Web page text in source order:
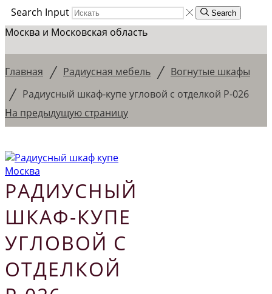
Search Input
Search
Москва и Московская область
Главная / Радиусная мебель / Вогнутые шкафы
/ Радиусный шкаф-купе угловой с отделкой Р-026
На предыдущую страницу
РАДИУСНЫЙ
ШКАФ-КУПЕ
УГЛОВОЙ С
ОТДЕЛКОЙ